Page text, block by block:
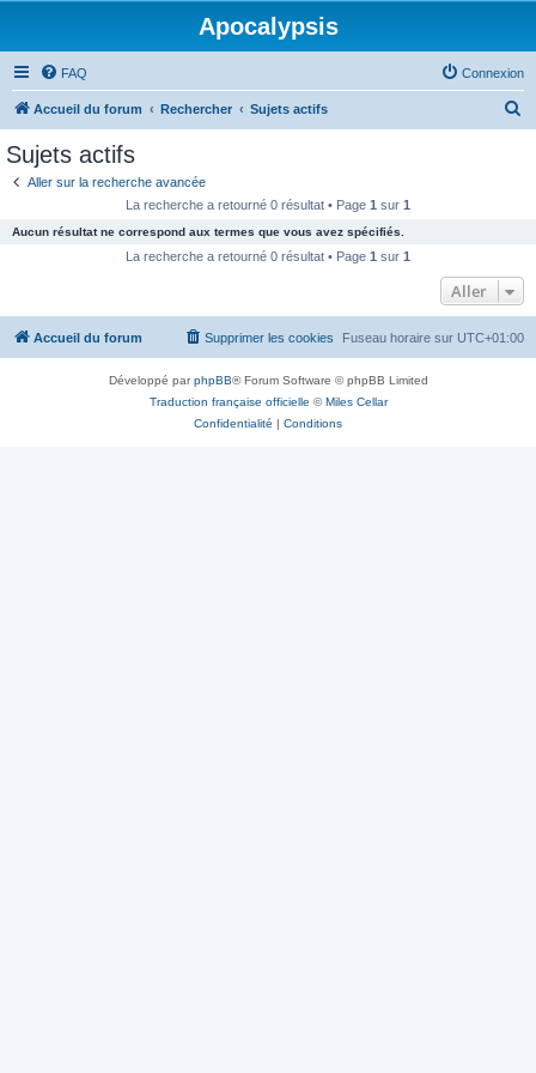
Apocalypsis
FAQ Connexion
Accueil du forum Rechercher Sujets actifs
c
e
Sujets actifs
Aller sur la recherche avancée
La recherche a retourné 0 résultat • Page 1 sur 1
Aucun résultat ne correspond aux termes que vous avez spécifiés.
La recherche a retourné 0 résultat • Page 1 sur 1
Aller
Accueil du forum Fuseau horaire sur UTC+01:00
Supprimer les cookies
Développé parphpBB® Forum Software © phpBB Limited
Traduction française officielle ©Miles Cellar
Confidentialité | Conditions